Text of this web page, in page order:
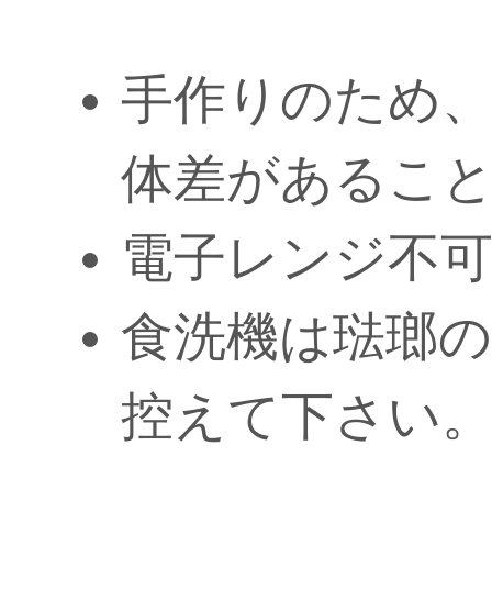
手作りのため
体差があるこ
電子レンジ不可
食洗機は琺瑯
控えて下さい